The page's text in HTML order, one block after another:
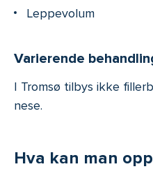
Leppevolum
Varierende
I Tromsø tilbys ikke
nese.
Hva kan man